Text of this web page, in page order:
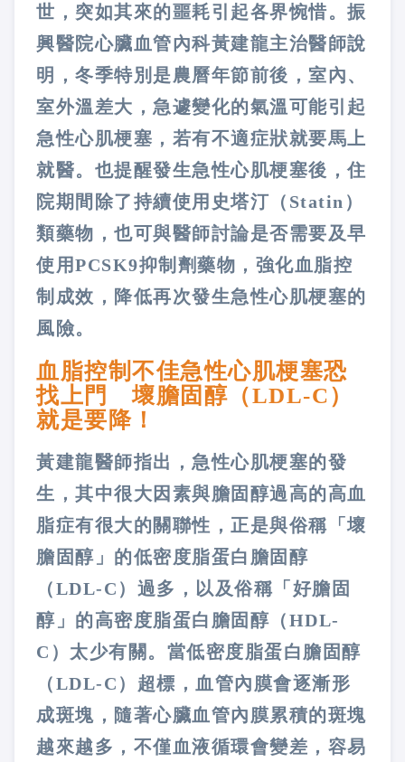
世，突如其來的噩耗引起各界惋惜。振
興醫院心臟血管內科黃建龍主治醫師說
明，冬季特別是農曆年節前後，室內、
室外溫差大，急遽變化的氣溫可能引起
急性心肌梗塞，若有不適症狀就要馬上
就醫。也提醒發生急性心肌梗塞後，住
院期間除了持續使用史塔汀（Statin）
類藥物，也可與醫師討論是否需要及早
使用PCSK9抑制劑藥物，強化血脂控
制成效，降低再次發生急性心肌梗塞的
風險。
血脂控制不佳急性心肌梗塞恐
找上門 壞膽固醇（LDL-C）
就是要降！
黃建龍醫師指出，急性心肌梗塞的發
生，其中很大因素與膽固醇過高的高血
脂症有很大的關聯性，正是與俗稱「壞
膽固醇」的低密度脂蛋白膽固醇
（LDL-C）過多，以及俗稱「好膽固
醇」的高密度脂蛋白膽固醇（HDL-
C）太少有關。當低密度脂蛋白膽固醇
（LDL-C）超標，血管內膜會逐漸形
成斑塊，隨著心臟血管內膜累積的斑塊
越來越多，不僅血液循環會變差，容易